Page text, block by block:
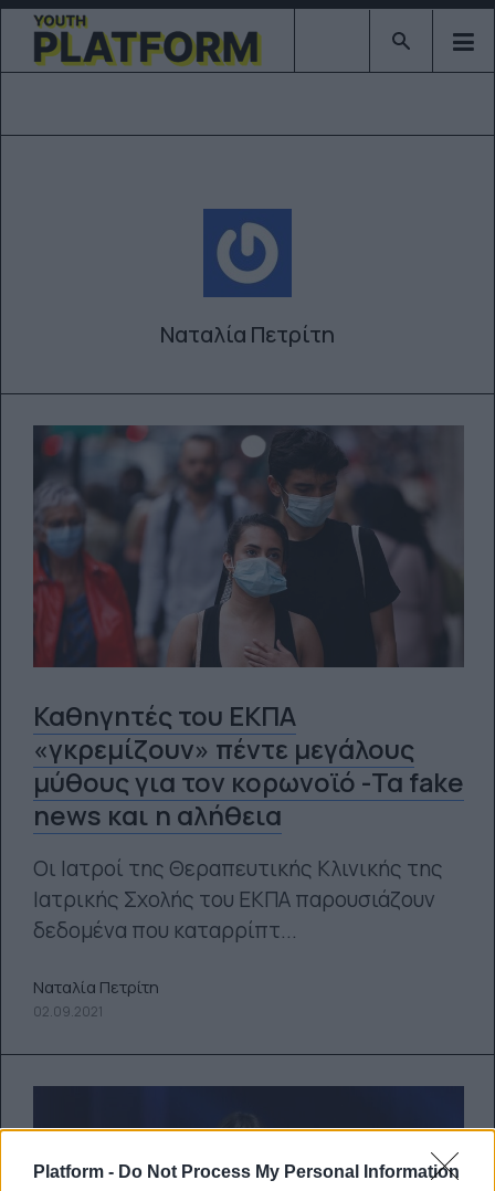
Platform - Do Not Process My Personal Information
Type 2 or
Ναταλία Πετρίτη
Καθηγητές του ΕΚΠΑ
«γκρεμίζουν» πέντε μεγάλους
μύθους για τον κορωνοϊό -Τα fake
news και η αλήθεια
Οι Ιατροί της Θεραπευτικής Κλινικής της
Ιατρικής Σχολής του ΕΚΠΑ παρουσιάζουν
δεδομένα που καταρρίπτ...
Ναταλία Πετρίτη
02.09.2021